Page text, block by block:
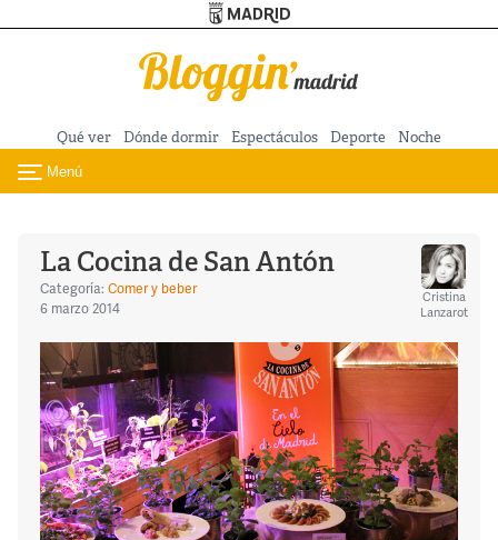
Pasar al contenido principal
Qué ver Dónde dormir Espectáculos Deporte Noche
Toggle navigation
Menú
La Cocina de San Antón
Categoría: Comer y beber
6 marzo 2014
Cristina
Lanzarot